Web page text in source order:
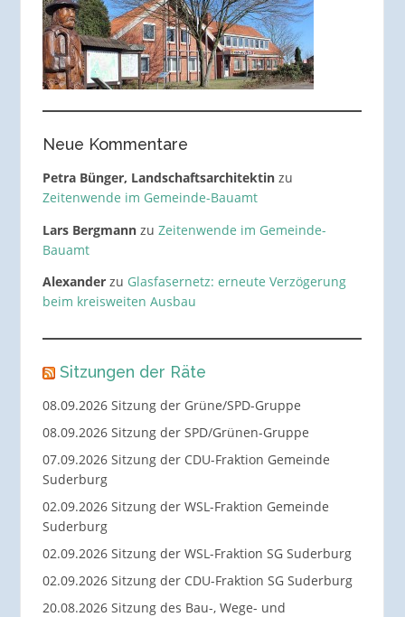
Neue Kommentare
Petra Bünger, Landschaftsarchitektinzu
Zeitenwende im Gemeinde-Bauamt
Lars Bergmannzu Zeitenwende im Gemeinde-
Bauamt
Alexanderzu Glasfasernetz: erneute Verzögerung
beim kreisweiten Ausbau
Sitzungen der Räte
08.09.2026 Sitzung der Grüne/SPD-Gruppe
08.09.2026 Sitzung der SPD/Grünen-Gruppe
07.09.2026 Sitzung der CDU-Fraktion Gemeinde
Suderburg
02.09.2026 Sitzung der WSL-Fraktion Gemeinde
Suderburg
02.09.2026 Sitzung der WSL-Fraktion SG Suderburg
02.09.2026 Sitzung der CDU-Fraktion SG Suderburg
20.08.2026 Sitzung des Bau-, Wege- und